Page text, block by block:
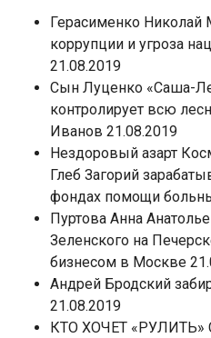
Герасименко Николай
коррупции и угроза
21.08.2019
Сын Луценко «Саша-
контролирует всю
Иванов 21.08.2019
Нездоровый азарт
Глеб Загорий
фондах помощи
Пуртова Анна
Зеленского на
бизнесом в Москве
Андрей Бродский
21.08.2019
КТО ХОЧЕТ